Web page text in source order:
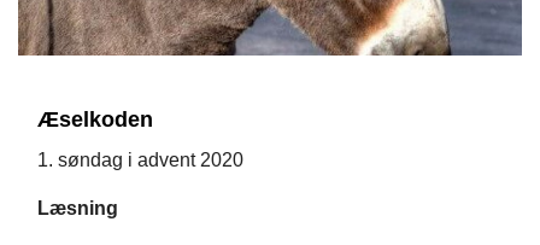
Æselkoden
1. søndag i advent 2020
Læsning